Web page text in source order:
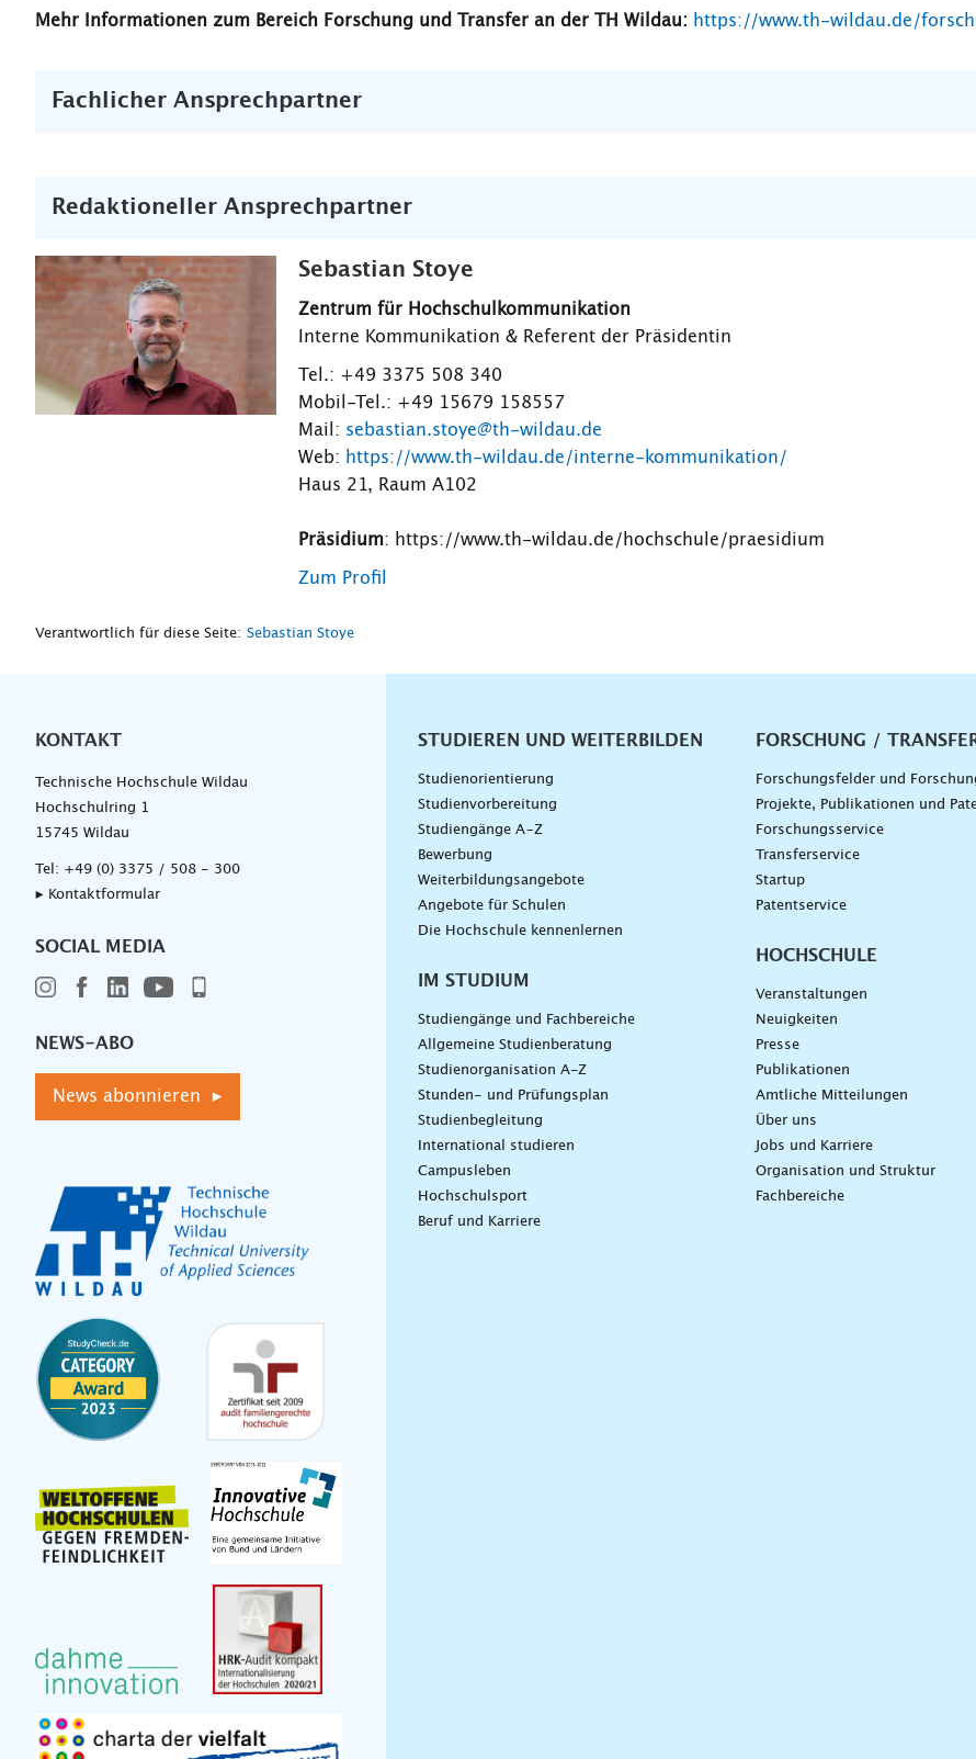
Mehr Informationen zum Bereich Forschung und Transfer an der TH Wildau: https://www.th-wildau.de/
Fachlicher Ansprechpartner
Redaktioneller Ansprechpartner
Sebastian Stoye
Zentrum für Hochschulkommunikation
Interne Kommunikation & Referent der Präsidentin
Tel.: +49 3375 508 340
Mobil-Tel.: +49 15679 158557
Mail: sebastian.stoye@th-wildau.de
Web: https://www.th-wildau.de/interne-kommunikation/
Haus 21, Raum A102
Präsidium: https://www.th-wildau.de/hochschule/praesidium
Zum Profil
Verantwortlich für diese Seite: Sebastian Stoye
KONTAKT
Technische Hochschule Wildau
Hochschulring 1
15745 Wildau
Tel: +49 (0) 3375 / 508 - 300
▸ Kontaktformular
SOCIAL MEDIA
NEWS-ABO
News abonnieren ▸
Unternavigation
STUDIEREN UND WEITERBILDEN
Studienorientierung
Studienvorbereitung
Studiengänge A–Z
Bewerbung
Weiterbildungsangebote
Angebote für Schulen
Die Hochschule kennenlernen
IM STUDIUM
Studiengänge und Fachbereiche
Allgemeine Studienberatung
Studienorganisation A-Z
Stunden- und Prüfungsplan
Studienbegleitung
International studieren
Campusleben
Hochschulsport
Beruf und Karriere
FORSCHUNG /
Forschungsfelder und
Projekte, Publikationen und
Forschungsservice
Transferservice
Startup
Patentservice
HOCHSCHULE
Veranstaltungen
Neuigkeiten
Presse
Publikationen
Amtliche Mitteilungen
Über uns
Jobs und Karriere
Organisation und Struktur
Fachbereiche